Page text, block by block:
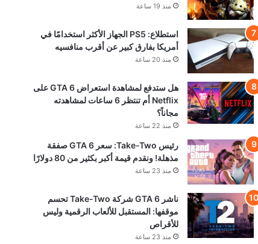
منذ 19 ساعة
استطلاع: PS5 الجهاز الأكثر استخدامًا في
أمريكا بفارق كبير عن أقرب منافسيه
منذ 20 ساعة
هل ستدفع لمشاهدة استعراض GTA 6 على
Netflix أم تنتظر 6 ساعات لمشاهدته
مجاناً؟
منذ 22 ساعة
رئيس Take-Two: سعر GTA 6 صفقة
مذهلة! ونقدم قيمة أكبر بكثير من 80 دولارًا
منذ 23 ساعة
ناشر GTA 6 شركة Take-Two تحسم
موقفها: المستقبل للألعاب الرقمية وليس
للأقراص
منذ 23 ساعة